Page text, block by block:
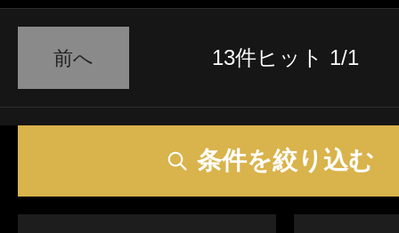
前へ 13件ヒット 1/1
条件を絞り込む